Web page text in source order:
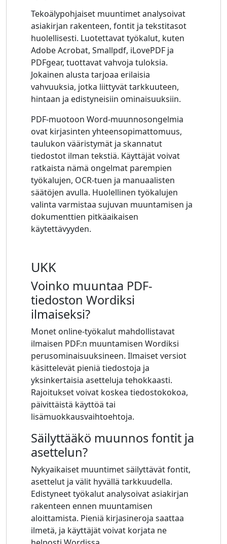
Tekoälypohjaiset muuntimet analysoivat
asiakirjan rakenteen, fontit ja tekstitasot
huolellisesti. Luotettavat työkalut, kuten
Adobe Acrobat, Smallpdf, iLovePDF ja
PDFgear, tuottavat vahvoja tuloksia.
Jokainen alusta tarjoaa erilaisia ​​
vahvuuksia, jotka liittyvät tarkkuuteen,
hintaan ja edistyneisiin ominaisuuksiin.
PDF-muotoon Word-muunnosongelmia
ovat kirjasinten yhteensopimattomuus,
taulukon vääristymät ja skannatut
tiedostot ilman tekstiä. Käyttäjät voivat
ratkaista nämä ongelmat parempien
työkalujen, OCR-tuen ja manuaalisten
säätöjen avulla. Huolellinen työkalujen
valinta varmistaa sujuvan muuntamisen ja
dokumenttien pitkäaikaisen
käytettävyyden.
UKK
Voinko muuntaa PDF-
tiedoston Wordiksi
ilmaiseksi?
Monet online-työkalut mahdollistavat
ilmaisen PDF:n muuntamisen Wordiksi
perusominaisuuksineen. Ilmaiset versiot
käsittelevät pieniä tiedostoja ja
yksinkertaisia ​​asetteluja tehokkaasti.
Rajoitukset voivat koskea tiedostokokoa,
päivittäistä käyttöä tai
lisämuokkausvaihtoehtoja.
Säilyttääkö muunnos fontit ja
asettelun?
Nykyaikaiset muuntimet säilyttävät fontit,
asettelut ja välit hyvällä tarkkuudella.
Edistyneet työkalut analysoivat asiakirjan
rakenteen ennen muuntamisen
aloittamista. Pieniä kirjasineroja saattaa
ilmetä, ja käyttäjät voivat korjata ne